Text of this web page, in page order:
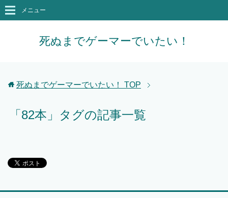
死ぬまでゲーマーでいたい！
メニュー
死ぬまでゲーマーでいたい！ TOP
「82本」タグの記事一覧